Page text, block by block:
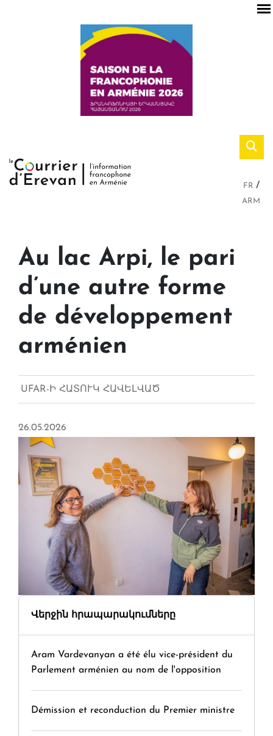
FR
ARM
Au lac Arpi, le pari
d’une autre forme
de développement
arménien
UFAR-Ի ՀԱՏՈՒԿ ՀԱՎԵԼՎԱԾ
26.05.2026
Վերջին հրապարակումները
Aram Vardevanyan a été élu vice-président du
Parlement arménien au nom de l'opposition
Démission et reconduction du Premier ministre